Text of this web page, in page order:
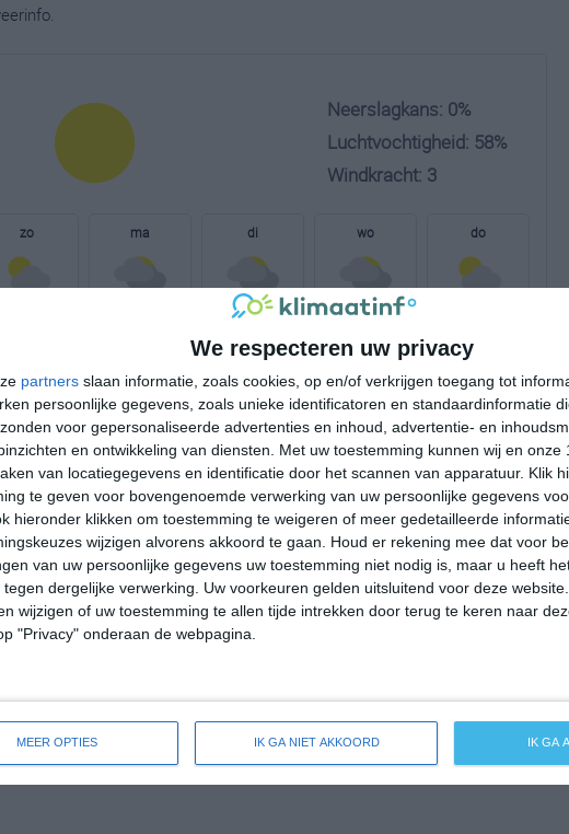
We respecteren uw privacy
partners slaan informatie, zoals cookies, op en/of verkrijgen toegang tot
persoonlijke gegevens, zoals unieke identificatoren en standaardinformatie
voor gepersonaliseerde advertenties en inhoud, advertentie- en
en ontwikkeling van diensten.
Met uw toestemming kunnen wij en onze
van locatiegegevens en identificatie door het scannen van apparatuur. Klik
te geven voor bovengenoemde verwerking van uw persoonlijke gegevens
hieronder klikken om toestemming te weigeren of meer gedetailleerde
wijzigen alvorens akkoord te gaan.
Houd er rekening mee dat voor
van uw persoonlijke gegevens uw toestemming niet nodig is, maar u heeft
dergelijke verwerking. Uw voorkeuren gelden uitsluitend voor deze
wijzigen of uw toestemming te allen tijde intrekken door terug te keren naar
"Privacy" onderaan de webpagina.
MEER OPTIES IK GA NIET AKKOORD IK GA
Neerslagkans: 0%
Luchtvochtigheid: 58%
Windkracht: 3
zo ma di
28° 24°
wo
29° 25°
do
31°C 35°C 34°C 30°C
07:00 13:00 19:00
07:00 13:00 19:00
NW 1 ZO 2 ZZO 4 ZZO 3
de uitgebreide weersverwachting voor Khirdalan